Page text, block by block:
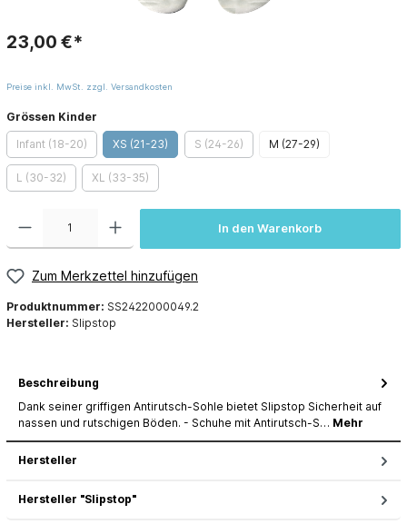
23,00 €*
Preise inkl. MwSt. zzgl. Versandkosten
Grössen Kinder
Infant (18-20) XS (21-23) S (24-26) M (27-29)
L (30-32) XL (33-35)
In den Warenkorb
Zum Merkzettel hinzufügen
Produktnummer: SS2422000049.2
Hersteller: Slipstop
Beschreibung
Dank seiner griffigen Antirutsch-Sohle bietet Slipstop Sicherheit auf
nassen und rutschigen Böden. - Schuhe mit Antirutsch-S… Mehr
Hersteller
Hersteller "Slipstop"